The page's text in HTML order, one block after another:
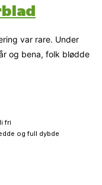
var rare. Under
og bena, folk blødde
fri
og full dybde